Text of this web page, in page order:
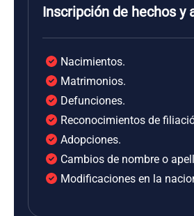
Inscripción de hechos y
Nacimientos.
Matrimonios.
Defunciones.
Reconocimientos de
Adopciones.
Cambios de nombre o
Modificaciones en la